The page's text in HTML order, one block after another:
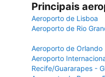
Principais
Aeroporto de Lisboa
Aeroporto de Rio
Aeroporto de Orlando
Aeroporto
Recife/Guararapes -